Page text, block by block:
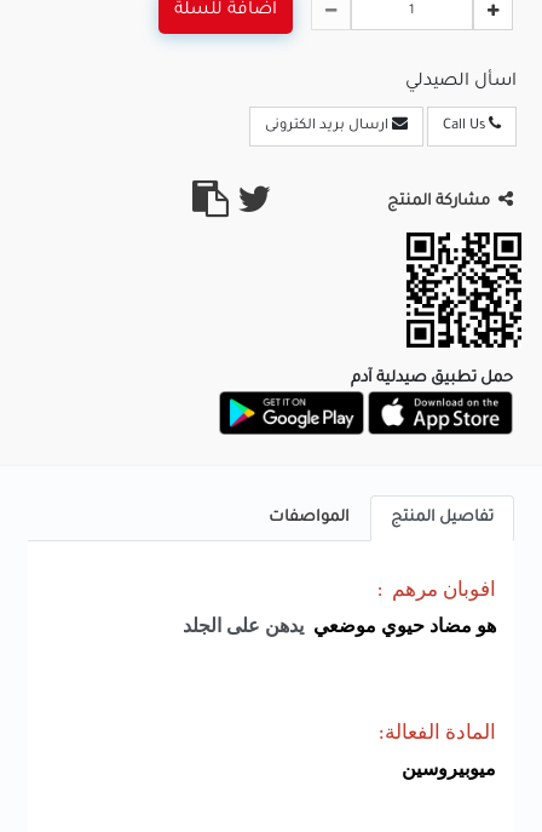
اضافة للسلة
اسأل الصيدلي
ارسال بريد الكترونى
مشاركة المنتج
حمل تطبيق صيدلية آدم
تفاصيل المنتج المواصفات
افوبان مرهم :
هو مضاد حيوي موضعي يدهن على الجلد
المادة الفعالة:
ميوبيروسين